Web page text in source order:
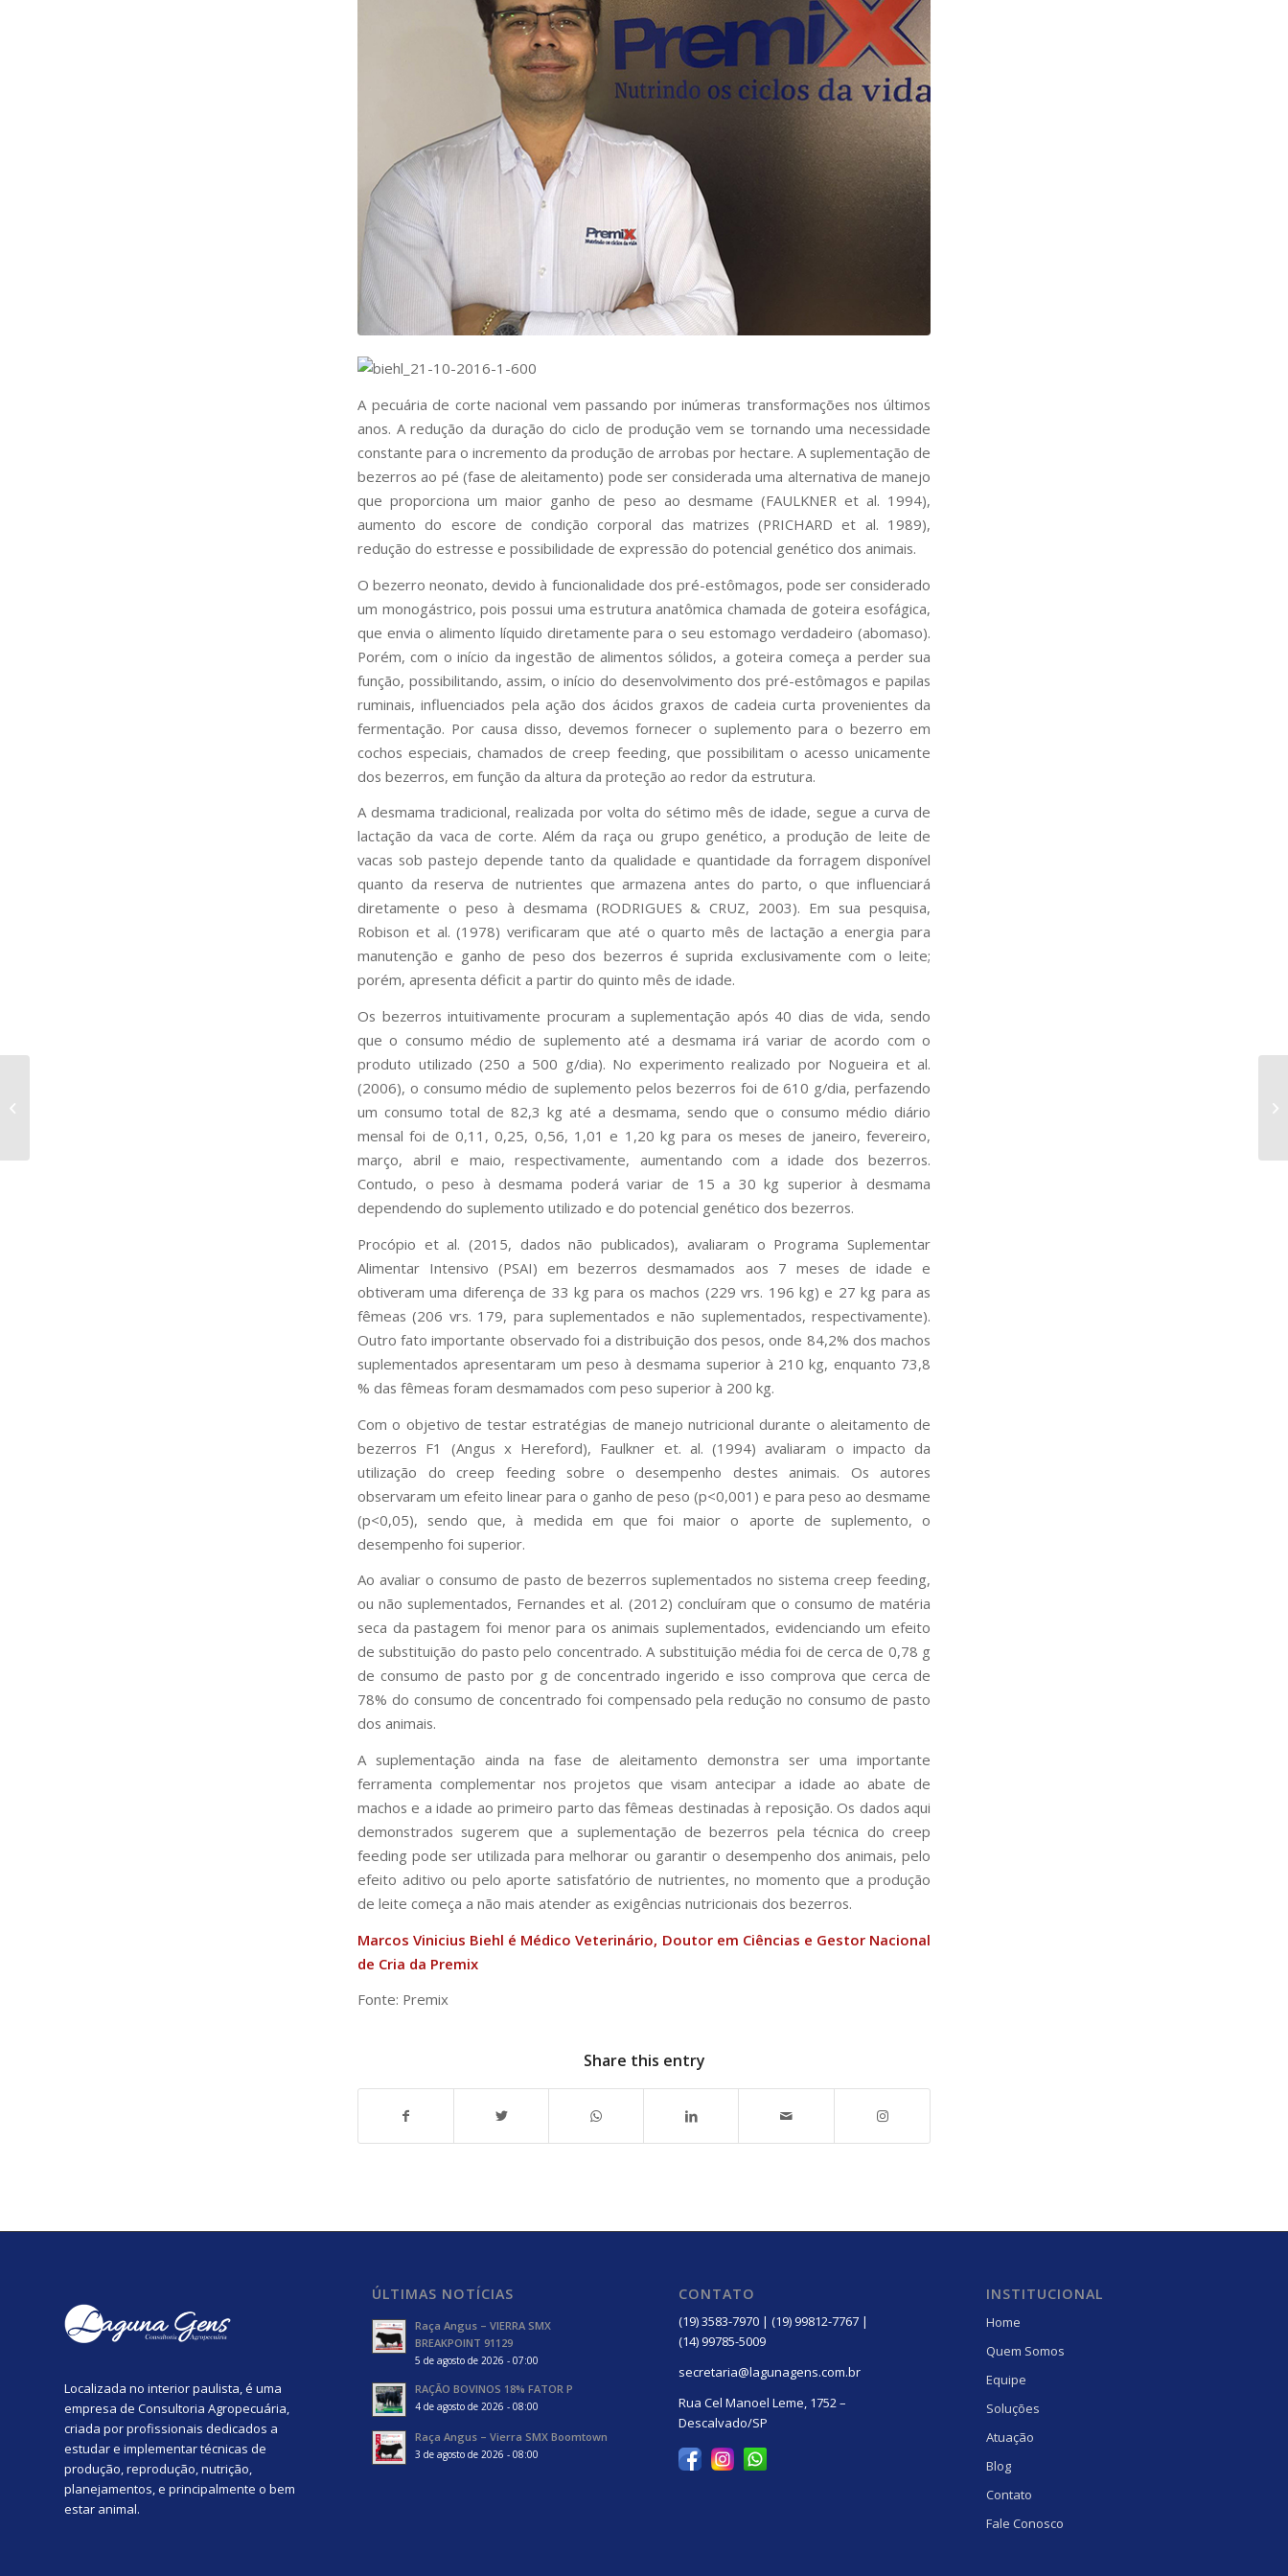
A pecuária de corte nacional vem passando por inúmeras transformações nos últimos
anos. A redução da duração do ciclo de produção vem se tornando uma necessidade
constante para o incremento da produção de arrobas por hectare. A suplementação de
bezerros ao pé (fase de aleitamento) pode ser considerada uma alternativa de manejo
que proporciona um maior ganho de peso ao desmame (FAULKNER et al. 1994),
aumento do escore de condição corporal das matrizes (PRICHARD et al. 1989),
redução do estresse e possibilidade de expressão do potencial genético dos animais.
O bezerro neonato, devido à funcionalidade dos pré-estômagos, pode ser considerado
um monogástrico, pois possui uma estrutura anatômica chamada de goteira esofágica,
que envia o alimento líquido diretamente para o seu estomago verdadeiro (abomaso).
Porém, com o início da ingestão de alimentos sólidos, a goteira começa a perder sua
função, possibilitando, assim, o início do desenvolvimento dos pré-estômagos e papilas
ruminais, influenciados pela ação dos ácidos graxos de cadeia curta provenientes da
fermentação. Por causa disso, devemos fornecer o suplemento para o bezerro em
cochos especiais, chamados de creep feeding, que possibilitam o acesso unicamente
dos bezerros, em função da altura da proteção ao redor da estrutura.
A desmama tradicional, realizada por volta do sétimo mês de idade, segue a curva de
lactação da vaca de corte. Além da raça ou grupo genético, a produção de leite de
vacas sob pastejo depende tanto da qualidade e quantidade da forragem disponível
quanto da reserva de nutrientes que armazena antes do parto, o que influenciará
diretamente o peso à desmama (RODRIGUES & CRUZ, 2003). Em sua pesquisa,
Robison et al. (1978) verificaram que até o quarto mês de lactação a energia para
manutenção e ganho de peso dos bezerros é suprida exclusivamente com o leite;
porém, apresenta déficit a partir do quinto mês de idade.
Os bezerros intuitivamente procuram a suplementação após 40 dias de vida, sendo
que o consumo médio de suplemento até a desmama irá variar de acordo com o
produto utilizado (250 a 500 g/dia). No experimento realizado por Nogueira et al.
(2006), o consumo médio de suplemento pelos bezerros foi de 610 g/dia, perfazendo
um consumo total de 82,3 kg até a desmama, sendo que o consumo médio diário
mensal foi de 0,11, 0,25, 0,56, 1,01 e 1,20 kg para os meses de janeiro, fevereiro,
março, abril e maio, respectivamente, aumentando com a idade dos bezerros.
Contudo, o peso à desmama poderá variar de 15 a 30 kg superior à desmama
dependendo do suplemento utilizado e do potencial genético dos bezerros.
Procópio et al. (2015, dados não publicados), avaliaram o Programa Suplementar
Alimentar Intensivo (PSAI) em bezerros desmamados aos 7 meses de idade e
obtiveram uma diferença de 33 kg para os machos (229 vrs. 196 kg) e 27 kg para as
fêmeas (206 vrs. 179, para suplementados e não suplementados, respectivamente).
Outro fato importante observado foi a distribuição dos pesos, onde 84,2% dos machos
suplementados apresentaram um peso à desmama superior à 210 kg, enquanto 73,8
% das fêmeas foram desmamados com peso superior à 200 kg.
Com o objetivo de testar estratégias de manejo nutricional durante o aleitamento de
bezerros F1 (Angus x Hereford), Faulkner et. al. (1994) avaliaram o impacto da
utilização do creep feeding sobre o desempenho destes animais. Os autores
observaram um efeito linear para o ganho de peso (p<0,001) e para peso ao desmame
(p<0,05), sendo que, à medida em que foi maior o aporte de suplemento, o
desempenho foi superior.
Ao avaliar o consumo de pasto de bezerros suplementados no sistema creep feeding,
ou não suplementados, Fernandes et al. (2012) concluíram que o consumo de matéria
seca da pastagem foi menor para os animais suplementados, evidenciando um efeito
de substituição do pasto pelo concentrado. A substituição média foi de cerca de 0,78 g
de consumo de pasto por g de concentrado ingerido e isso comprova que cerca de
78% do consumo de concentrado foi compensado pela redução no consumo de pasto
dos animais.
A suplementação ainda na fase de aleitamento demonstra ser uma importante
ferramenta complementar nos projetos que visam antecipar a idade ao abate de
machos e a idade ao primeiro parto das fêmeas destinadas à reposição. Os dados aqui
demonstrados sugerem que a suplementação de bezerros pela técnica do creep
feeding pode ser utilizada para melhorar ou garantir o desempenho dos animais, pelo
efeito aditivo ou pelo aporte satisfatório de nutrientes, no momento que a produção
de leite começa a não mais atender as exigências nutricionais dos bezerros.
Marcos Vinicius Biehl é Médico Veterinário, Doutor em Ciências e Gestor Nacional
de Cria da Premix
Fonte: Premix
Share this entry
Localizada no interior paulista, é uma
empresa de Consultoria Agropecuária,
criada por profissionais dedicados a
estudar e implementar técnicas de
produção, reprodução, nutrição,
planejamentos, e principalmente o bem
estar animal.
ÚLTIMAS NOTÍCIAS
Raça Angus – VIERRA SMX
BREAKPOINT 91129
5 de agosto de 2026 - 07:00
RAÇÃO BOVINOS 18% FATOR P
4 de agosto de 2026 - 08:00
Raça Angus – Vierra SMX Boomtown
3 de agosto de 2026 - 08:00
CONTATO
(19) 3583-7970 | (19) 99812-7767 |
(14) 99785-5009
secretaria@lagunagens.com.br
Rua Cel Manoel Leme, 1752 –
Descalvado/SP
INSTITUCIONAL
Home
Quem Somos
Equipe
Soluções
Atuação
Blog
Contato
Fale Conosco